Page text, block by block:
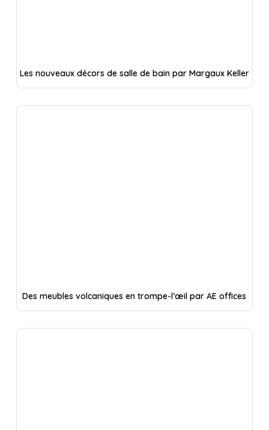
Les nouveaux décors de salle de bain par Margaux Keller
Des meubles volcaniques en trompe-l’œil par AE offices